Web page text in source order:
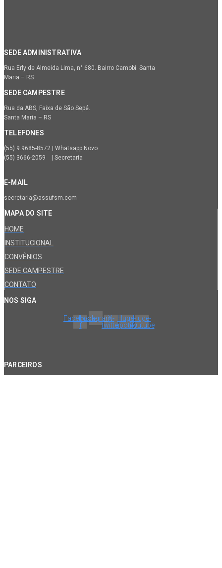
SEDE ADMINISTRATIVA
Rua Erly de Almeida Lima, n° 680. Bairro Camobi. Santa
Maria – RS
SEDE CAMPESTRE
Rua da ABS, Faixa de São Sepé.
Santa Maria – RS
TELEFONES
(55) 9.9685-8572 | Whatsapp Novo
(55) 3666-2059 | Secretaria
E-MAIL
secretaria@assufsm.com
MAPA DO SITE
HOME
INSTITUCIONAL
CONVÊNIOS
SEDE CAMPESTRE
CONTATO
NOS SIGA
Facebook-
f
InstagramX-
twitter
Huge-
spotify
Huge-
youtube
PARCEIROS